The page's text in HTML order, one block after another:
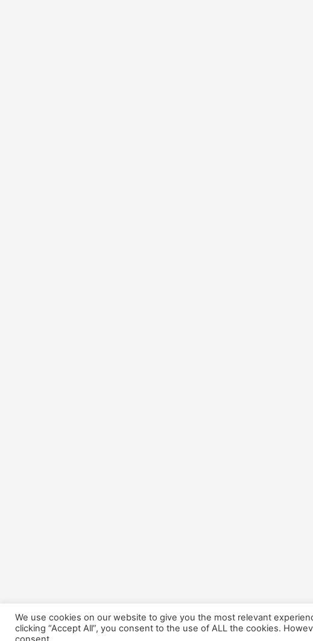
We use cookies on our website to give you the most relevant
clicking “Accept All”, you consent to the use of ALL the cookies.